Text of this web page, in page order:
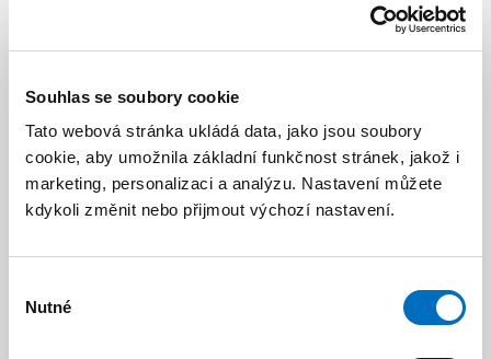
Souhlas se soubory cookie
Tato webová stránka ukládá data, jako jsou soubory
cookie, aby umožnila základní funkčnost stránek, jakož i
marketing, personalizaci a analýzu. Nastavení můžete
kdykoli změnit nebo přijmout výchozí nastavení.
souhlasu
Nutné
44 - 54 mm
Zasklívací lišta
oblá
2 varianty profilů